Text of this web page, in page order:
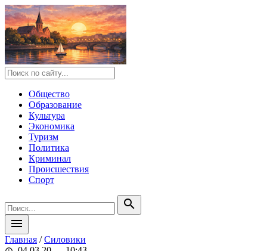
Общество
Образование
Культура
Экономика
Туризм
Политика
Криминал
Происшествия
Спорт
search
menu
Главная /Силовики